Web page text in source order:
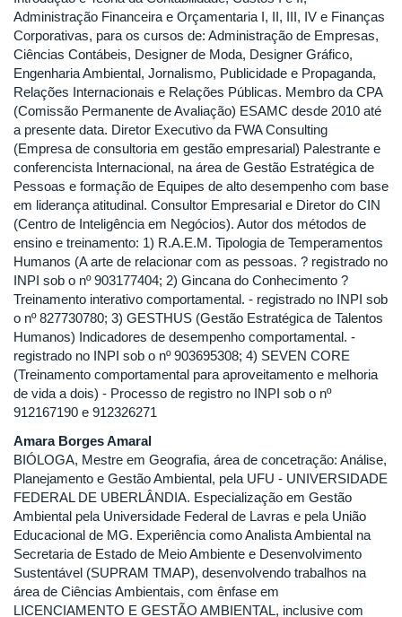
Administração Financeira e Orçamentaria I, II, III, IV e Finanças
Corporativas, para os cursos de: Administração de Empresas,
Ciências Contábeis, Designer de Moda, Designer Gráfico,
Engenharia Ambiental, Jornalismo, Publicidade e Propaganda,
Relações Internacionais e Relações Públicas. Membro da CPA
(Comissão Permanente de Avaliação) ESAMC desde 2010 até
a presente data. Diretor Executivo da FWA Consulting
(Empresa de consultoria em gestão empresarial) Palestrante e
conferencista Internacional, na área de Gestão Estratégica de
Pessoas e formação de Equipes de alto desempenho com base
em liderança atitudinal. Consultor Empresarial e Diretor do CIN
(Centro de Inteligência em Negócios). Autor dos métodos de
ensino e treinamento: 1) R.A.E.M. Tipologia de Temperamentos
Humanos (A arte de relacionar com as pessoas. ? registrado no
INPI sob o nº 903177404; 2) Gincana do Conhecimento ?
Treinamento interativo comportamental. - registrado no INPI sob
o nº 827730780; 3) GESTHUS (Gestão Estratégica de Talentos
Humanos) Indicadores de desempenho comportamental. -
registrado no INPI sob o nº 903695308; 4) SEVEN CORE
(Treinamento comportamental para aproveitamento e melhoria
de vida a dois) - Processo de registro no INPI sob o nº
912167190 e 912326271
Amara Borges Amaral
BIÓLOGA, Mestre em Geografia, área de concetração: Análise,
Planejamento e Gestão Ambiental, pela UFU - UNIVERSIDADE
FEDERAL DE UBERLÂNDIA. Especialização em Gestão
Ambiental pela Universidade Federal de Lavras e pela União
Educacional de MG. Experiência como Analista Ambiental na
Secretaria de Estado de Meio Ambiente e Desenvolvimento
Sustentável (SUPRAM TMAP), desenvolvendo trabalhos na
área de Ciências Ambientais, com ênfase em
LICENCIAMENTO E GESTÃO AMBIENTAL, inclusive com